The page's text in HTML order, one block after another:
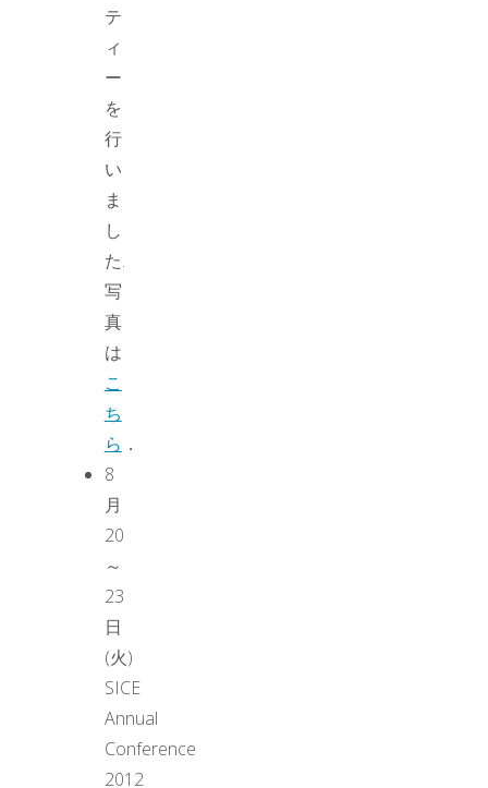
テ
ィ
ー
を
行
い
ま
し
た.
写
真
は
こ
ち
ら ．
8
月
20
～
23
日
(火)
SICE
Annual
Conference
2012